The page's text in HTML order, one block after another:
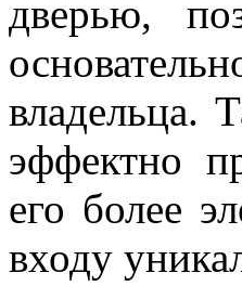
дверью,
владельца.
эффектно
его более
входу